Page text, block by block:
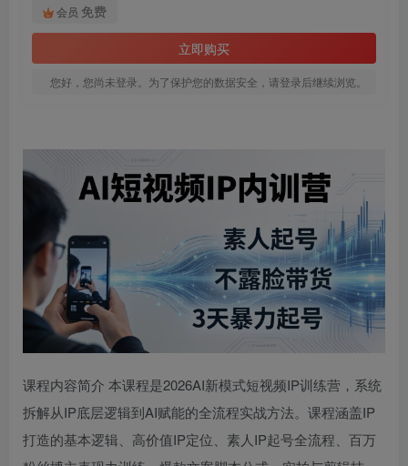
会员 免费
立即购买
您好，您尚未登录。为了保护您的数据安全，请登录后继续浏览。
课程内容简介 本课程是2026AI新模式短视频IP训练营，系统
拆解从IP底层逻辑到AI赋能的全流程实战方法。课程涵盖IP
打造的基本逻辑、高价值IP定位、素人IP起号全流程、百万